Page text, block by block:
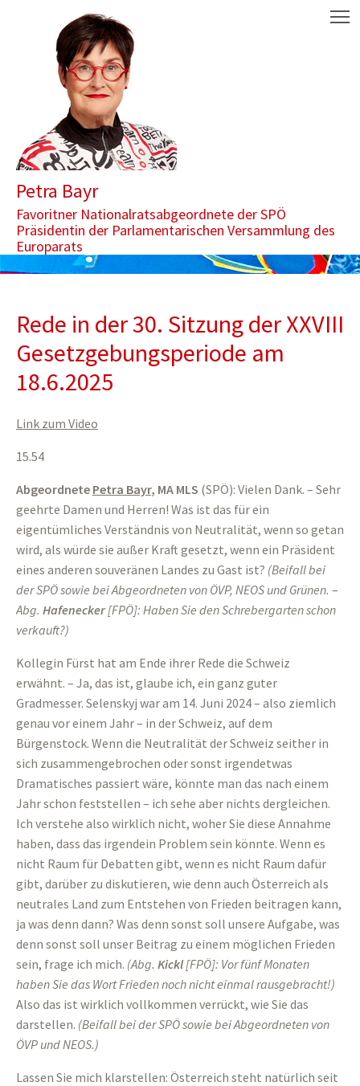
Aktuelle Seite: Dringliche Anfrage der FPÖ zu Österreichs
Petra Bayr
Favoritner Nationalratsabgeordnete der SPÖ
Präsidentin der Parlamentarischen Versammlung des
Europarats
Rede in der 30. Sitzung der XXVIII
Gesetzgebungsperiode am
18.6.2025
Link zum Video
15.54
Abgeordnete Petra Bayr, MA MLS (SPÖ): Vielen Dank. – Sehr
geehrte Damen und Herren! Was ist das für ein
eigentümliches Verständnis von Neutralität, wenn so getan
wird, als würde sie außer Kraft gesetzt, wenn ein Präsident
eines anderen souveränen Landes zu Gast ist? (Beifall bei
der SPÖ sowie bei Abgeordneten von ÖVP, NEOS und Grünen. –
Abg. Hafenecker[FPÖ]: Haben Sie den Schrebergarten schon
verkauft?)
Kollegin Fürst hat am Ende ihrer Rede die Schweiz
erwähnt. – Ja, das ist, glaube ich, ein ganz guter
Gradmesser. Selenskyj war am 14. Juni 2024 – also ziemlich
genau vor einem Jahr – in der Schweiz, auf dem
Bürgenstock. Wenn die Neutralität der Schweiz seither in
sich zusammengebrochen oder sonst irgendetwas
Dramatisches passiert wäre, könnte man das nach einem
Jahr schon feststellen – ich sehe aber nichts dergleichen.
Ich verstehe also wirklich nicht, woher Sie diese Annahme
haben, dass das irgendein Problem sein könnte. Wenn es
nicht Raum für Debatten gibt, wenn es nicht Raum dafür
gibt, darüber zu diskutieren, wie denn auch Österreich als
neutrales Land zum Entstehen von Frieden beitragen kann,
ja was denn dann? Was denn sonst soll unsere Aufgabe, was
denn sonst soll unser Beitrag zu einem möglichen Frieden
sein, frage ich mich. (Abg. Kickl[FPÖ]: Vor fünf Monaten
haben Sie das Wort Frieden noch nicht einmal rausgebracht!)
Also das ist wirklich vollkommen verrückt, wie Sie das
darstellen. (Beifall bei der SPÖ sowie bei Abgeordneten von
ÖVP und NEOS.)
Lassen Sie mich klarstellen: Österreich steht natürlich seit